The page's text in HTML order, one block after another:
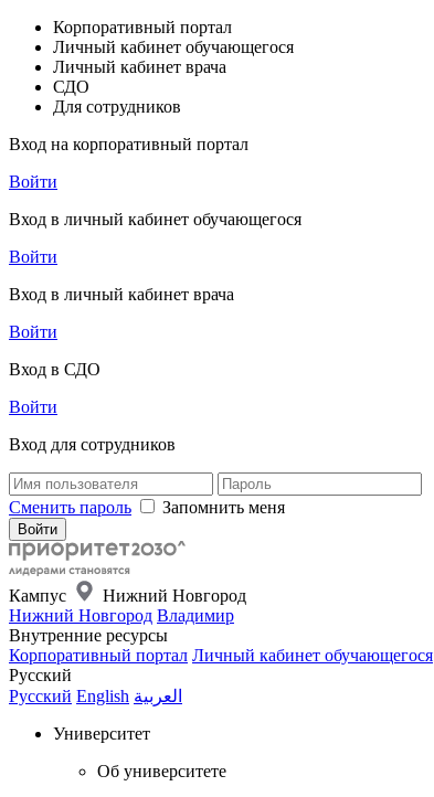
Корпоративный портал
Личный кабинет обучающегося
Личный кабинет врача
СДО
Для сотрудников
Вход на корпоративный портал
Войти
Вход в личный кабинет обучающегося
Войти
Вход в личный кабинет врача
Войти
Вход в СДО
Войти
Вход для сотрудников
Сменить пароль Запомнить меня
Кампус
Нижний Новгород
Нижний Новгород Владимир
Внутренние ресурсы
Корпоративный портал Личный кабинет обучающегося
Русский
Русский English العربية
Университет
Об университете